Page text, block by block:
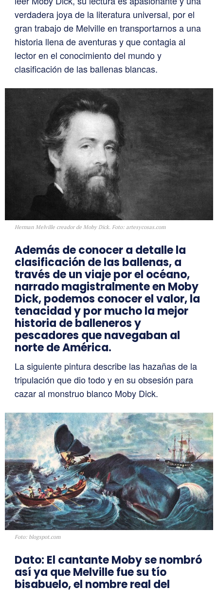
verdadera joya de la literatura universal, por el
gran trabajo de Melville en transportarnos a una
historia llena de aventuras y que contagia al
lector en el conocimiento del mundo y
clasificación de las ballenas blancas.
Herman Melville creador de Moby Dick. Foto: artesycosas.com
Además de conocer a detalle la
clasificación de las ballenas, a
través de un viaje por el océano,
narrado magistralmente en Moby
Dick, podemos conocer el valor, la
tenacidad y por mucho la mejor
historia de balleneros y
pescadores que navegaban al
norte de América.
La siguiente pintura describe las hazañas de la
tripulación que dio todo y en su obsesión para
cazar al monstruo blanco Moby Dick.
Foto: blogspot.com
Dato: El cantante Moby se nombró
así ya que Melville fue su tío
bisabuelo, el nombre real del